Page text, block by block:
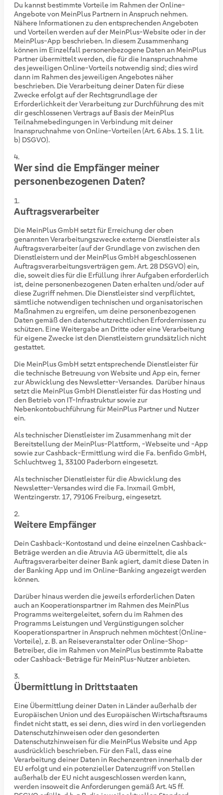
Du kannst bestimmte Vorteile im Rahmen der Online-
Angebote von MeinPlus Partnern in Anspruch nehmen.
Nähere Informationen zu den entsprechenden Angeboten
und Vorteilen werden auf der MeinPlus-Website oder in der
MeinPlus-App beschrieben. In diesem Zusammenhang
können im Einzelfall personenbezogene Daten an MeinPlus
Partner übermittelt werden, die für die Inanspruchnahme
des jeweiligen Online-Vorteils notwendig sind; dies wird
dann im Rahmen des jeweiligen Angebotes näher
beschrieben. Die Verarbeitung deiner Daten für diese
Zwecke erfolgt auf der Rechtsgrundlage der
Erforderlichkeit der Verarbeitung zur Durchführung des mit
dir geschlossenen Vertrags auf Basis der MeinPlus
Teilnahmebedingungen in Verbindung mit deiner
Inanspruchnahme von Online-Vorteilen (Art. 6 Abs. 1 S. 1 lit.
b) DSGVO).
Wer sind die Empfänger meiner
personenbezogenen Daten?
Auftragsverarbeiter
Die MeinPlus GmbH setzt für Erreichung der oben
genannten Verarbeitungszwecke externe Dienstleister als
Auftragsverarbeiter (auf der Grundlage von zwischen den
Dienstleistern und der MeinPlus GmbH abgeschlossenen
Auftragsverarbeitungsverträgen gem. Art. 28 DSGVO) ein,
die, soweit dies für die Erfüllung ihrer Aufgaben erforderlich
ist, deine personenbezogenen Daten erhalten und/oder auf
diese Zugriff nehmen. Die Dienstleister sind verpflichtet,
sämtliche notwendigen technischen und organisatorischen
Maßnahmen zu ergreifen, um deine personenbezogenen
Daten gemäß den datenschutzrechtlichen Erfordernissen zu
schützen. Eine Weitergabe an Dritte oder eine Verarbeitung
für eigene Zwecke ist den Dienstleistern grundsätzlich nicht
gestattet.
Die MeinPlus GmbH setzt entsprechende Dienstleister für
die technische Betreuung von Website und App ein, ferner
zur Abwicklung des Newsletter-Versandes. Darüber hinaus
setzt die MeinPlus GmbH Dienstleister für das Hosting und
den Betrieb von IT-Infrastruktur sowie zur
Nebenkontobuchführung für MeinPlus Partner und Nutzer
ein.
Als technischer Dienstleister im Zusammenhang mit der
Bereitstellung der MeinPlus-Plattform, -Webseite und -App
sowie zur Cashback-Ermittlung wird die Fa. benfido GmbH,
Schluchtweg 1, 33100 Paderborn eingesetzt.
Als technischer Dienstleister für die Abwicklung des
Newsletter-Versandes wird die Fa. Inxmail GmbH,
Wentzingerstr. 17, 79106 Freiburg, eingesetzt.
Weitere Empfänger
Dein Cashback-Kontostand und deine einzelnen Cashback-
Beträge werden an die Atruvia AG übermittelt, die als
Auftragsverarbeiter deiner Bank agiert, damit diese Daten in
der Banking App und im Online-Banking angezeigt werden
können.
Darüber hinaus werden die jeweils erforderlichen Daten
auch an Kooperationspartner im Rahmen des MeinPlus
Programms weitergeleitet, sofern du im Rahmen des
Programms Leistungen und Vergünstigungen solcher
Kooperationspartner in Anspruch nehmen möchtest (Online-
Vorteile), z. B. an Reiseveranstalter oder Online-Shop-
Betreiber, die im Rahmen von MeinPlus bestimmte Rabatte
oder Cashback-Beträge für MeinPlus-Nutzer anbieten.
Übermittlung in Drittstaaten
Eine Übermittlung deiner Daten in Länder außerhalb der
Europäischen Union und des Europäischen Wirtschaftsraums
findet nicht statt, es sei denn, dies wird in den vorliegenden
Datenschutzhinweisen oder den gesonderten
Datenschutzhinweisen für die MeinPlus Website und App
ausdrücklich beschrieben. Für den Fall, dass eine
Verarbeitung deiner Daten in Rechenzentren innerhalb der
EU erfolgt und ein potenzieller Datenzugriff von Stellen
außerhalb der EU nicht ausgeschlossen werden kann,
werden insoweit die Anforderungen gemäß Art. 45 ff.